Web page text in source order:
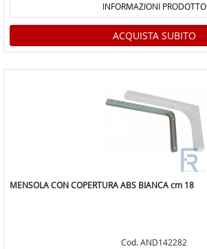
INFORMAZIONI PRODOTTO
ACQUISTA SUBITO
MENSOLA CON COPERTURA ABS BIANCA cm 18
Cod. AND142282